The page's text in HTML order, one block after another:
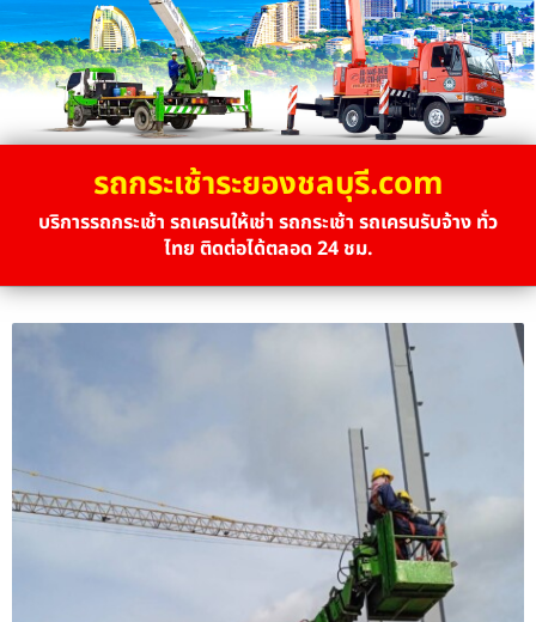
รถกระเช้าระยองชลบุรี.com
บริการรถกระเช้า รถเครนให้เช่า รถกระเช้า รถเครนรับจ้าง ทั่ว
ไทย ติดต่อได้ตลอด 24 ชม.